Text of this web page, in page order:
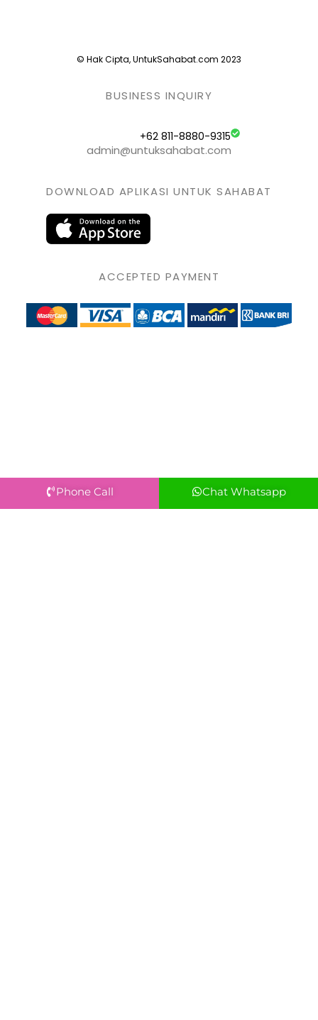
© Hak Cipta, UntukSahabat.com 2023
BUSINESS INQUIRY
+62 811-8880-9315
admin@untuksahabat.com
DOWNLOAD APLIKASI UNTUK SAHABAT
ACCEPTED PAYMENT
Phone Call Chat Whatsapp